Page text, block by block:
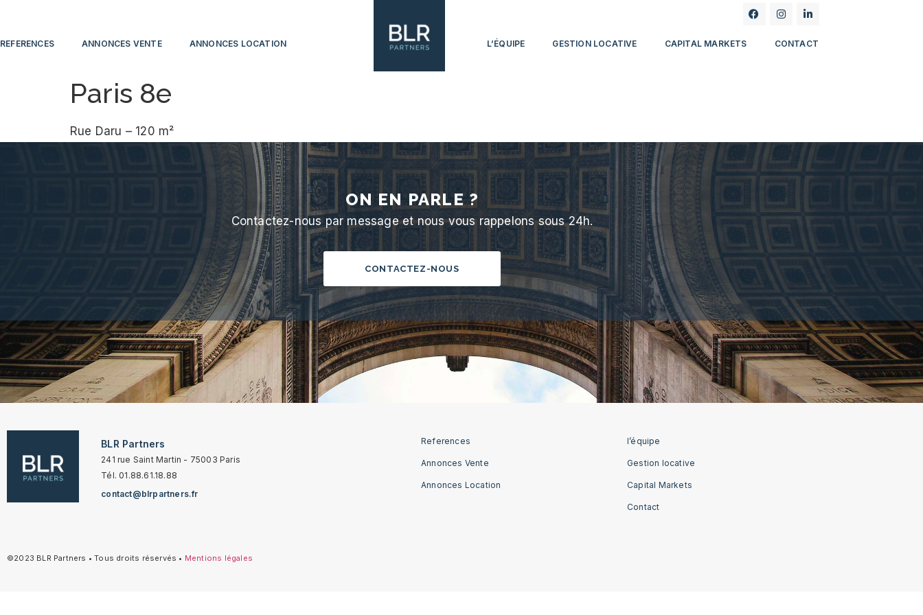
REFERENCES ANNONCES VENTE ANNONCES LOCATION L’ÉQUIPE GESTION LOCATIVE CAPITAL MARKETS CONTACT
Paris 8e
Rue Daru – 120 m²
ON EN PARLE ?
Contactez-nous par message et nous vous rappelons sous 24h.
CONTACTEZ-NOUS
BLR Partners
241 rue Saint Martin - 75003 Paris
Tél. 01.88.61.18.88
contact@blrpartners.fr
References
Annonces Vente
Annonces Location
l’équipe
Gestion locative
Capital Markets
Contact
©2023 BLR Partners • Tous droits réservés • Mentions légales